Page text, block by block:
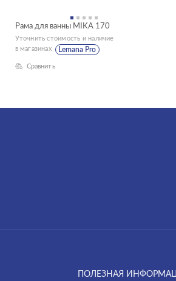
Рама для ванны MIKA 170
Уточнить стоимость и наличие
в магазинах
Lemana Pro
Сравнить
ПОЛЕЗНАЯ